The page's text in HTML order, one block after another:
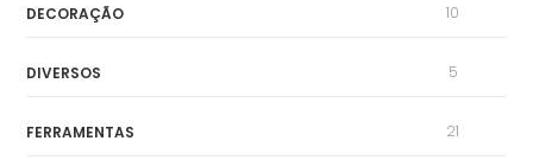
DECORAÇÃO 10
DIVERSOS 5
FERRAMENTAS 21